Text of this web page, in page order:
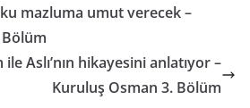
mazluma umut verecek –
Aslı’nın hikayesini anlatıyor –
Kuruluş Osman 3. Bölüm